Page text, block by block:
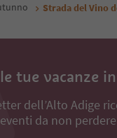
Strada del Vino
tue vacanze
dell’Alto Adige
da non